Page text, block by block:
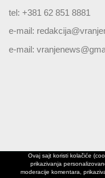
tel: +381 62 851 8881
e-mail:
e-mail:
Ovaj sajt koristi kolačiće
prikazivanja
moderacije komentara,